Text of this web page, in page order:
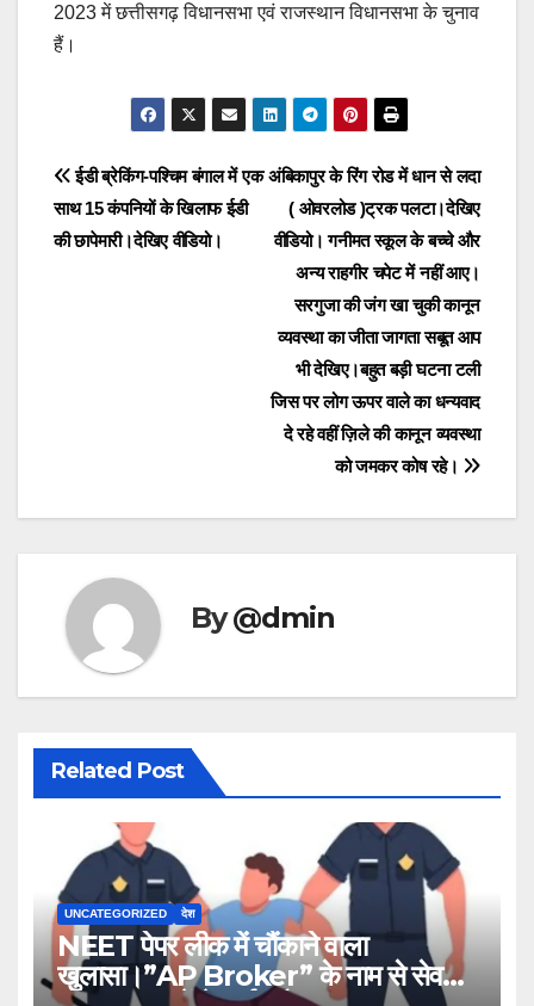
2023 में छत्तीसगढ़ विधानसभा एवं राजस्थान विधानसभा के चुनाव
हैं।
Post
navigation
अंबिकापुर के रिंग रोड में धान से लदा
( ओवरलोड )ट्रक पलटा।देखिए
वीडियो। गनीमत स्कूल के बच्चे और
अन्य राहगीर चपेट में नहीं आए।
सरगुजा की जंग खा चुकी कानून
व्यवस्था का जीता जागता सबूत आप
भी देखिए।बहुत बड़ी घटना टली
जिस पर लोग ऊपर वाले का धन्यवाद
दे रहे वहीं ज़िले की कानून व्यवस्था
को जमकर कोष रहे।
ईडी ब्रेकिंग-पश्चिम बंगाल में एक
साथ 15 कंपनियों के खिलाफ ईडी
की छापेमारी।देखिए वीडियो।
By@dmin
Related Post
UNCATEGORIZED देश
NEET पेपर लीक में चौंकाने वाला
खुलासा।”AP Broker” के नाम से सेव